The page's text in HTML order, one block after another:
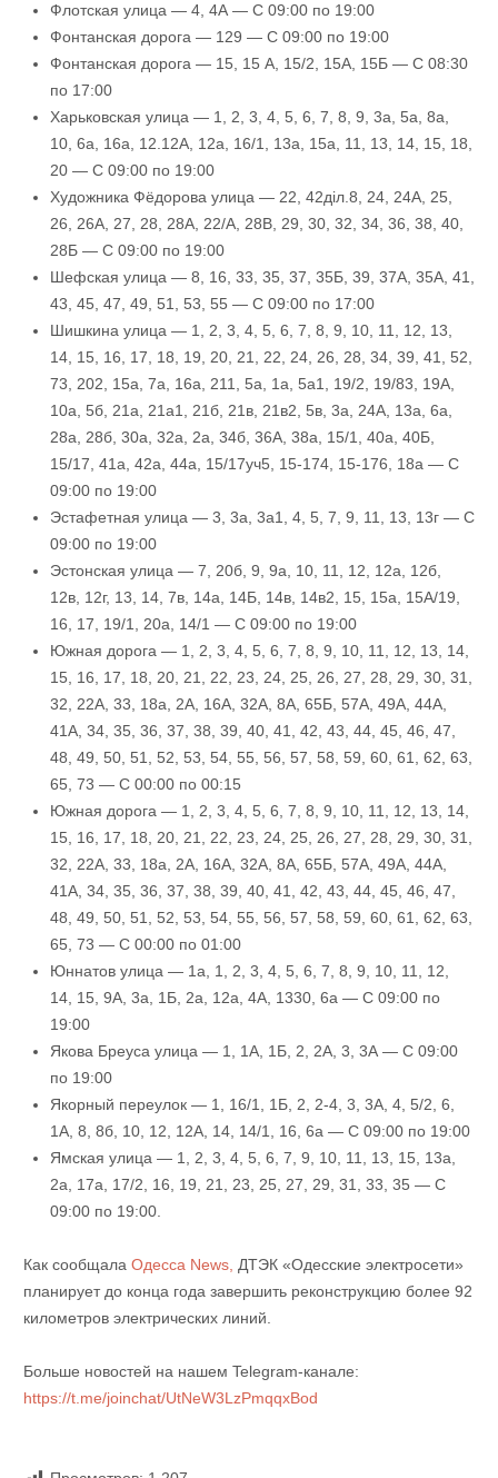
Флотская улица — 4, 4А — С 09:00 по 19:00
Фонтанская дорога — 129 — С 09:00 по 19:00
Фонтанская дорога — 15, 15 А, 15/2, 15А, 15Б — С 08:30
по 17:00
Харьковская улица — 1, 2, 3, 4, 5, 6, 7, 8, 9, 3а, 5а, 8а,
10, 6а, 16а, 12.12А, 12а, 16/1, 13а, 15а, 11, 13, 14, 15, 18,
20 — С 09:00 по 19:00
Художника Фёдорова улица — 22, 42діл.8, 24, 24А, 25,
26, 26А, 27, 28, 28А, 22/А, 28В, 29, 30, 32, 34, 36, 38, 40,
28Б — С 09:00 по 19:00
Шефская улица — 8, 16, 33, 35, 37, 35Б, 39, 37А, 35А, 41,
43, 45, 47, 49, 51, 53, 55 — С 09:00 по 17:00
Шишкина улица — 1, 2, 3, 4, 5, 6, 7, 8, 9, 10, 11, 12, 13,
14, 15, 16, 17, 18, 19, 20, 21, 22, 24, 26, 28, 34, 39, 41, 52,
73, 202, 15а, 7а, 16а, 211, 5а, 1а, 5а1, 19/2, 19/83, 19А,
10а, 5б, 21а, 21а1, 21б, 21в, 21в2, 5в, 3а, 24А, 13а, 6а,
28а, 28б, 30а, 32а, 2а, 34б, 36А, 38а, 15/1, 40а, 40Б,
15/17, 41а, 42а, 44а, 15/17уч5, 15-174, 15-176, 18а — С
09:00 по 19:00
Эстафетная улица — 3, 3а, 3а1, 4, 5, 7, 9, 11, 13, 13г — С
09:00 по 19:00
Эстонская улица — 7, 20б, 9, 9а, 10, 11, 12, 12а, 12б,
12в, 12г, 13, 14, 7в, 14а, 14Б, 14в, 14в2, 15, 15а, 15А/19,
16, 17, 19/1, 20а, 14/1 — С 09:00 по 19:00
Южная дорога — 1, 2, 3, 4, 5, 6, 7, 8, 9, 10, 11, 12, 13, 14,
15, 16, 17, 18, 20, 21, 22, 23, 24, 25, 26, 27, 28, 29, 30, 31,
32, 22А, 33, 18а, 2А, 16А, 32А, 8А, 65Б, 57А, 49А, 44А,
41А, 34, 35, 36, 37, 38, 39, 40, 41, 42, 43, 44, 45, 46, 47,
48, 49, 50, 51, 52, 53, 54, 55, 56, 57, 58, 59, 60, 61, 62, 63,
65, 73 — С 00:00 по 00:15
Южная дорога — 1, 2, 3, 4, 5, 6, 7, 8, 9, 10, 11, 12, 13, 14,
15, 16, 17, 18, 20, 21, 22, 23, 24, 25, 26, 27, 28, 29, 30, 31,
32, 22А, 33, 18а, 2А, 16А, 32А, 8А, 65Б, 57А, 49А, 44А,
41А, 34, 35, 36, 37, 38, 39, 40, 41, 42, 43, 44, 45, 46, 47,
48, 49, 50, 51, 52, 53, 54, 55, 56, 57, 58, 59, 60, 61, 62, 63,
65, 73 — С 00:00 по 01:00
Юннатов улица — 1а, 1, 2, 3, 4, 5, 6, 7, 8, 9, 10, 11, 12,
14, 15, 9А, 3а, 1Б, 2а, 12а, 4А, 1330, 6а — С 09:00 по
19:00
Якова Бреуса улица — 1, 1А, 1Б, 2, 2А, 3, 3А — С 09:00
по 19:00
Якорный переулок — 1, 16/1, 1Б, 2, 2-4, 3, 3А, 4, 5/2, 6,
1А, 8, 8б, 10, 12, 12А, 14, 14/1, 16, 6а — С 09:00 по 19:00
Ямская улица — 1, 2, 3, 4, 5, 6, 7, 9, 10, 11, 13, 15, 13а,
2а, 17а, 17/2, 16, 19, 21, 23, 25, 27, 29, 31, 33, 35 — С
09:00 по 19:00.
Как сообщала Одесса News, ДТЭК «Одесские электросети»
планирует до конца года завершить реконструкцию более 92
километров электрических линий.
Больше новостей на нашем Telegram-канале:
https://t.me/joinchat/UtNeW3LzPmqqxBod